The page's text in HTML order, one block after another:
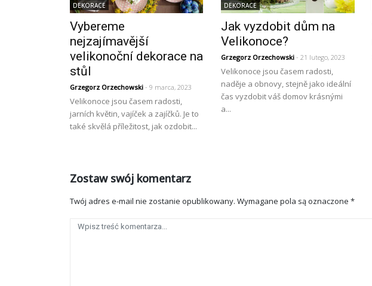
DEKORACE
Vybereme
nejzajímavější
velikonoční dekorace na
stůl
Grzegorz Orzechowski - 9 marca, 2023
Velikonoce jsou časem radosti,
jarních květin, vajíček a zajíčků. Je to
také skvělá příležitost, jak ozdobit...
DEKORACE
Jak vyzdobit dům na
Velikonoce?
Grzegorz Orzechowski - 21 lutego, 2023
Velikonoce jsou časem radosti,
naděje a obnovy, stejně jako ideální
čas vyzdobit váš domov krásnými
a...
Zostaw swój komentarz
Twój adres e-mail nie zostanie opublikowany. Wymagane pola są oznaczone *